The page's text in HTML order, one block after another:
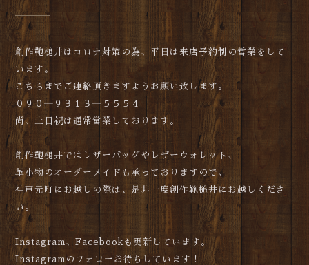
創作鞄槌井はコロナ対策の為、平日は来店予約制の営業をして
います。
こちらまでご連絡頂きますようお願い致します。
０９０―９３１３―５５５４
尚、土日祝は通常営業しております。
創作鞄槌井ではレザーバッグやレザーウォレット、
革小物のオーダーメイドも承っておりますので、
神戸元町にお越しの際は、是非一度創作鞄槌井にお越しくださ
い。
Instagram、Facebookも更新しています。
Instagramのフォローお待ちしています！